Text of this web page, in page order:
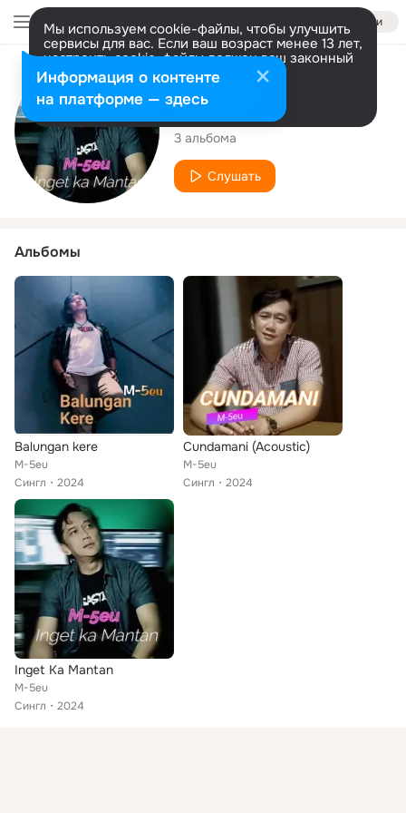
Войти
Мы используем cookie-файлы, чтобы улучшить
сервисы для вас. Если ваш возраст менее 13 лет,
настроить cookie-файлы должен ваш законный
представитель. Больше информации
Разрешить все Настроить
Исполнитель
M-5eu
3 альбома
Слушать
Альбомы
Balungan kere
M-5eu
Сингл
2024
Cundamani (Acoustic)
M-5eu
Сингл
2024
Inget Ka Mantan
M-5eu
Сингл
2024
Информация о контенте
на платформе — здесь